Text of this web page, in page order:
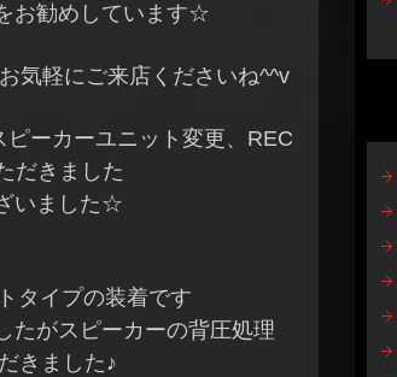
お勧めしています☆
気軽にご来店くださいね^^v
ーカーユニット変更、REC
だきました
いました☆
タイプの装着です
たがスピーカーの背圧処理
きました♪